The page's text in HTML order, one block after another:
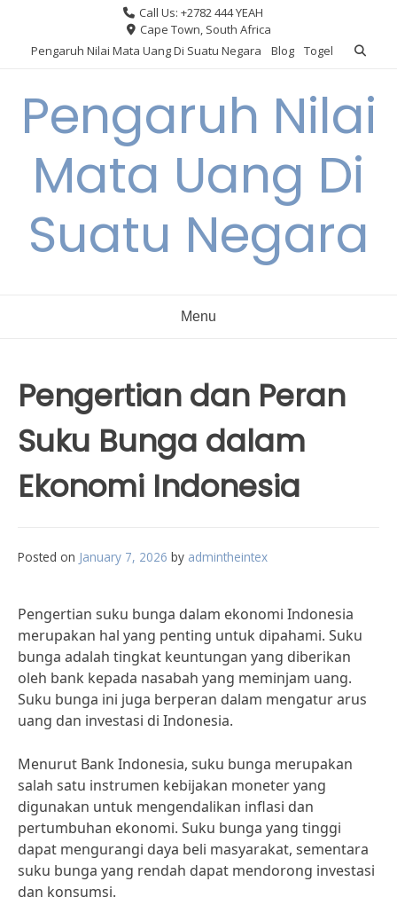
content
Call Us: +2782 444 YEAH
Cape Town, South Africa
Pengaruh Nilai Mata Uang Di Suatu Negara
Blog Togel
Pengaruh Nilai
Mata Uang Di
Suatu Negara
Menu
Pengertian dan Peran
Suku Bunga dalam
Ekonomi Indonesia
Posted on January 7, 2026 by admintheintex
Pengertian suku bunga dalam ekonomi Indonesia
merupakan hal yang penting untuk dipahami. Suku
bunga adalah tingkat keuntungan yang diberikan
oleh bank kepada nasabah yang meminjam uang.
Suku bunga ini juga berperan dalam mengatur arus
uang dan investasi di Indonesia.
Menurut Bank Indonesia, suku bunga merupakan
salah satu instrumen kebijakan moneter yang
digunakan untuk mengendalikan inflasi dan
pertumbuhan ekonomi. Suku bunga yang tinggi
dapat mengurangi daya beli masyarakat, sementara
suku bunga yang rendah dapat mendorong investasi
dan konsumsi.